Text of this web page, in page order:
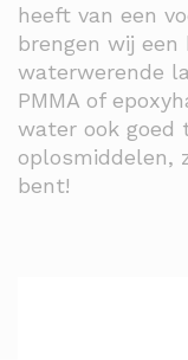
heeft van een
brengen wij een
waterwerende
PMMA of
water ook goed
oplosmiddelen,
bent!